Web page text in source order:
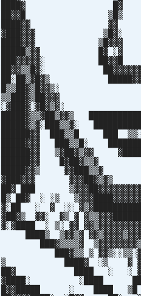
████▓ █▓ ░█▒
██▓▓█ ▒█▒ █▒
████▓▓ ▓▓ ░█
▓███▓▓▓ ▒█▓░ ▓█
████▓▓▓ ▒█▓▓▓ ░█
█████▒▓▓ █▓ ░▓ ██
███▓▓▓▓▓░ ██▓▓█ ░
██▓▓▒▒█▓░
██░██▒▓█▓▒
█▒▒██▓▒█▓▓▒░
▒▒███▓▒██▓▓▓
░▓███▓░▓█▓▒▓░
█████▓▒▒▓██▒▓▓▒
█████▓▒▓░███▒▒▓░
██████▓▓ ███▒▒█ ███
█████▓▓▓ ███▒▒█░
██████▓▓ ▒▓██▓▒▓▓
██████▓▓ █▓██▓▒▒▓
█████▓▓▒ ▓▓███▒▒▓
▓███▓▓▓ ▓▓▓██▓▒▓▒
██▓ ███
█▒ ██▓ ░ ░▒
▓░██ ░ ▓ ░░
▓██▓▒ ▓▓░ ▓▒ ▓
▓░▓████ ░ ▒░ ▓▓
████▒ ▒▓▓▒▓
███▓▒▒▒▒▓
███▓▒▒ ▒
▒ ████▓ ░▒ ▓ ▓▓▓▓▓█▓
██▓ ████ ░ ░ ▓▓██
▓████░ ░████ ██▓
█▓▓█████ ░ ████ ▒█ ░▒▓░